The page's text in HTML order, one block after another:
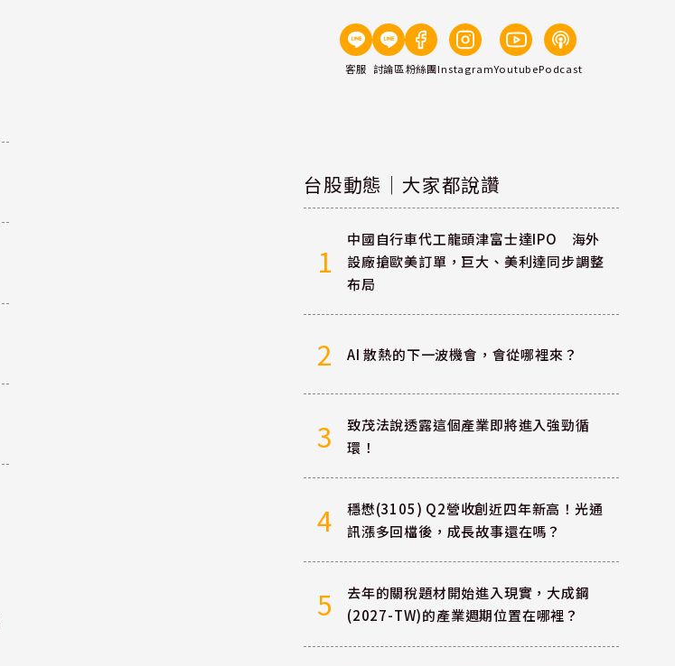
客服 討論區粉絲團InstagramYoutubePodcast
台股動態｜大家都說讚
1
中國自行車代工龍頭津富士達IPO 海外
設廠搶歐美訂單，巨大、美利達同步調整
布局
2 AI 散熱的下一波機會，會從哪裡來？
3
致茂法說透露這個產業即將進入強勁循
環！
4
穩懋(3105) Q2營收創近四年新高！光通
訊漲多回檔後，成長故事還在嗎？
5
去年的關稅題材開始進入現實，大成鋼
(2027-TW)的產業週期位置在哪裡？